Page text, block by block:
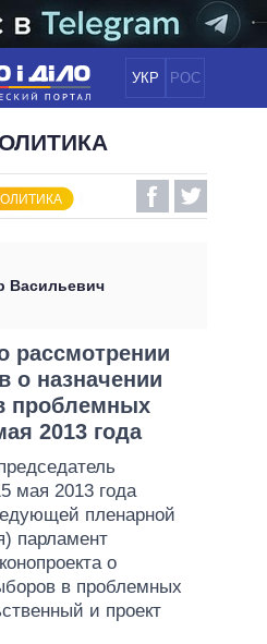
УКР РОС
ПОЛИТИКА
ЭКОНОМИКА
МИР
ПОЛИТИКОВ
Васильевич
рассмотрении
о назначении
проблемных
2013 года
мая 2013 года
пленарной
парламент
о
в проблемных
и проект